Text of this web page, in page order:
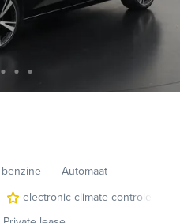
Automaat
electronic climate controle